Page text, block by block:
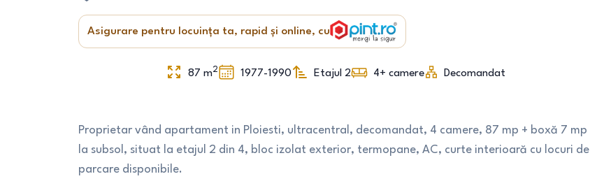
Asigurare pentru locuința ta, rapid și online, cu
87 m2 1977-1990 Etajul 2 4+ camere Decomandat
Proprietar vând apartament in Ploiesti, ultracentral, decomandat, 4 camere, 87 mp + boxă 7 mp
la subsol, situat la etajul 2 din 4, bloc izolat exterior, termopane, AC, curte interioară cu locuri de
parcare disponibile.